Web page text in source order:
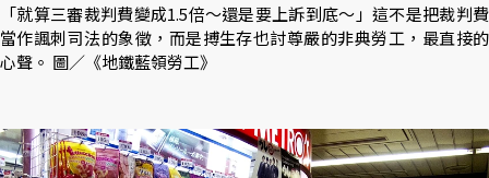
「就算三審裁判費變成1.5倍～還是要上訴到底～」這不是把裁判費
當作諷刺司法的象徵，而是搏生存也討尊嚴的非典勞工，最直接的
心聲。 圖／《地鐵藍領勞工》